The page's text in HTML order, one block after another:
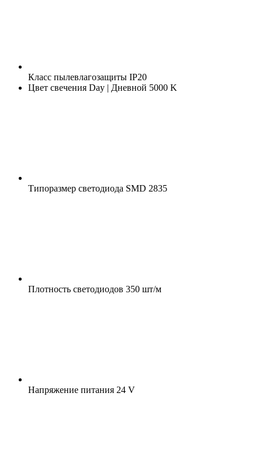
Класс пылевлагозащиты IP20
Цвет свечения Day | Дневной 5000 K
Типоразмер светодиода SMD 2835
Плотность светодиодов 350 шт/м
Напряжение питания 24 V